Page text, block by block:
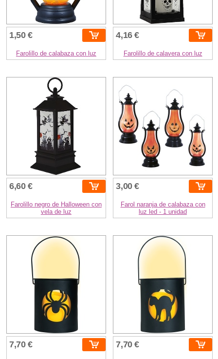
1,50 €
Farolillo de calabaza con luz
4,16 €
Farolillo de calavera con luz
6,60 €
Farolillo negro de Halloween con
vela de luz
3,00 €
Farol naranja de calabaza con
luz led - 1 unidad
7,70 € 7,70 €